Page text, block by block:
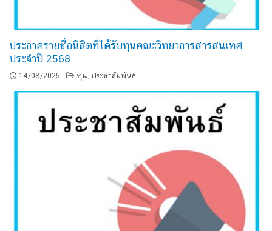
ประกาศรายชื่อนิสิตที่ได้รับทุนคณะวิทยาการสารสนเทศ
ประจำปี 2568
14/08/2025 ทุน, ประชาสัมพันธ์